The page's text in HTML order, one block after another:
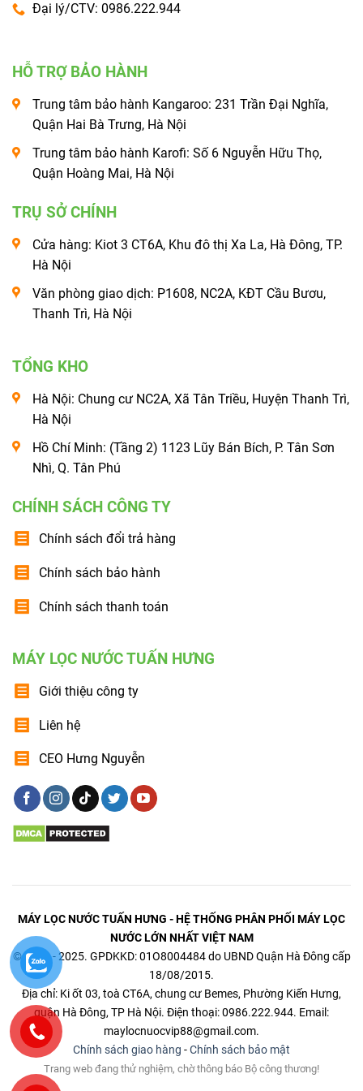
Đại lý/CTV: 0986.222.944
HỖ TRỢ BẢO HÀNH
Trung tâm bảo hành Kangaroo: 231 Trần Đại Nghĩa,
Quận Hai Bà Trưng, Hà Nội
Trung tâm bảo hành Karofi: Số 6 Nguyễn Hữu Thọ,
Quận Hoàng Mai, Hà Nội
TRỤ SỞ CHÍNH
Cửa hàng: Kiot 3 CT6A, Khu đô thị Xa La, Hà Đông, TP.
Hà Nội
Văn phòng giao dịch: P1608, NC2A, KĐT Cầu Bươu,
Thanh Trì, Hà Nội
TỔNG KHO
Hà Nội: Chung cư NC2A, Xã Tân Triều, Huyện Thanh Trì,
Hà Nội
Hồ Chí Minh: (Tầng 2) 1123 Lũy Bán Bích, P. Tân Sơn
Nhì, Q. Tân Phú
CHÍNH SÁCH CÔNG TY
Chính sách đổi trả hàng
Chính sách bảo hành
Chính sách thanh toán
MÁY LỌC NƯỚC TUẤN HƯNG
Giới thiệu công ty
Liên hệ
CEO Hưng Nguyễn
MÁY LỌC NƯỚC TUẤN HƯNG - HỆ THỐNG PHÂN PHỐI MÁY LỌC
NƯỚC LỚN NHẤT VIỆT NAM
© 2014 - 2025. GPDKKD: 01O8004484 do UBND Quận Hà Đông cấp
18/08/2015.
Địa chỉ: Ki ốt 03, toà CT6A, chung cư Bemes, Phường Kiến Hưng,
quận Hà Đông, TP Hà Nội. Điện thoại: 0986.222.944. Email:
maylocnuocvip88@gmail.com.
Chính sách giao hàng -Chính sách bảo mật
Trang web đang thử nghiệm, chờ thông báo Bộ công thương!